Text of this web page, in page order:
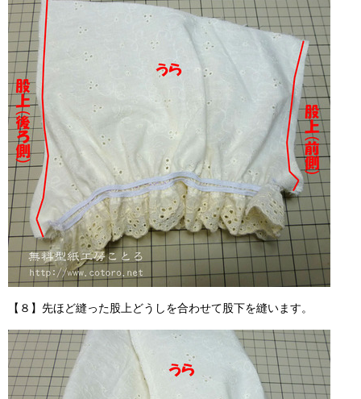
【８】先ほど縫った股上どうしを合わせて股下を縫います。